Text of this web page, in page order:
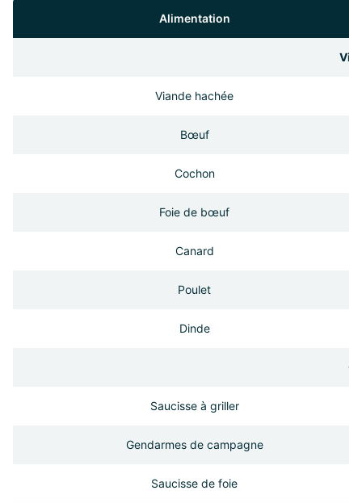
Alimentation
Viande hachée
Bœuf
Cochon
Foie de bœuf
Canard
Poulet
Dinde
Saucisse à griller
Gendarmes de campagne
Saucisse de foie